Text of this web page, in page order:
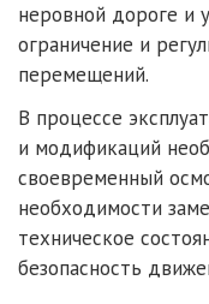
неровной дороге и
ограничение и
перемещений.
В процессе
и модификаций
своевременный
необходимости
техническое
безопасность